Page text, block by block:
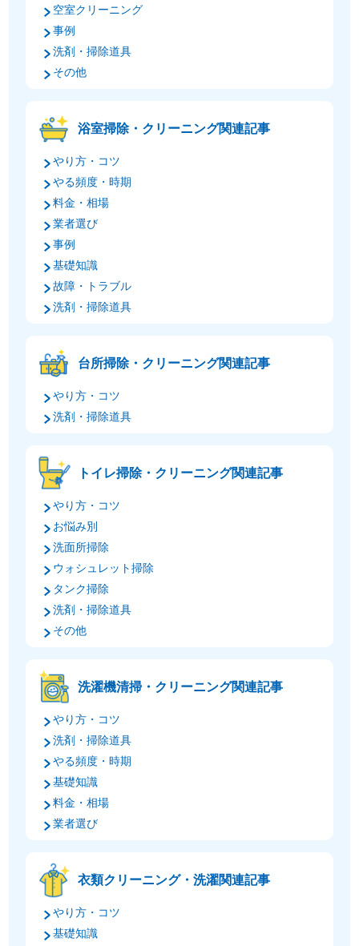
空室クリーニング
事例
洗剤・掃除道具
その他
浴室掃除・クリーニング関連記事
やり方・コツ
やる頻度・時期
料金・相場
業者選び
事例
基礎知識
故障・トラブル
洗剤・掃除道具
台所掃除・クリーニング関連記事
やり方・コツ
洗剤・掃除道具
トイレ掃除・クリーニング関連記事
やり方・コツ
お悩み別
洗面所掃除
ウォシュレット掃除
タンク掃除
洗剤・掃除道具
その他
洗濯機清掃・クリーニング関連記事
やり方・コツ
洗剤・掃除道具
やる頻度・時期
基礎知識
料金・相場
業者選び
衣類クリーニング・洗濯関連記事
やり方・コツ
基礎知識